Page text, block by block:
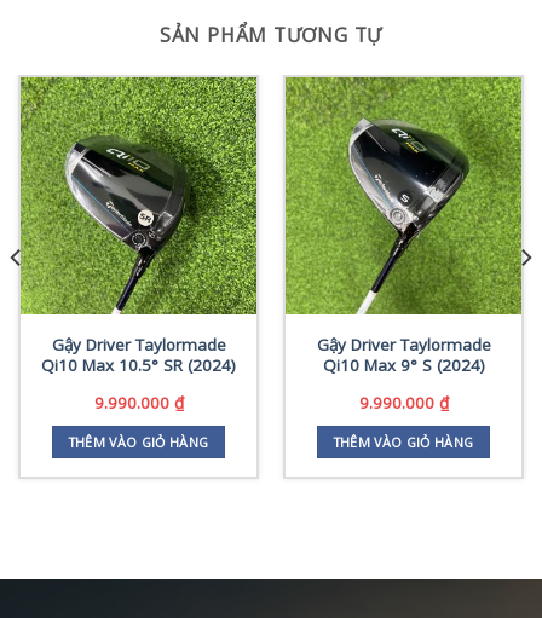
SẢN PHẨM TƯƠNG TỰ
Gậy Driver Taylormade
Qi10 Max 10.5° SR (2024)
9.990.000 ₫
THÊM VÀO GIỎ HÀNG
Gậy Driver Taylormade
Qi10 Max 9° S (2024)
9.990.000 ₫
THÊM VÀO GIỎ HÀNG
₫.